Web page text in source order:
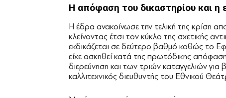
Η απόφαση του δικαστηρίου και η
Η έδρα ανακοίνωσε την τελική της κρίση
κλείνοντας έτσι τον κύκλο της σχετικής
εκδικάζεται σε δεύτερο βαθμό καθώς το
είχε ασκηθεί κατά της πρωτόδικης
διερεύνηση και των τριών καταγγελιών
καλλιτεχνικός διευθυντής του Εθνικού